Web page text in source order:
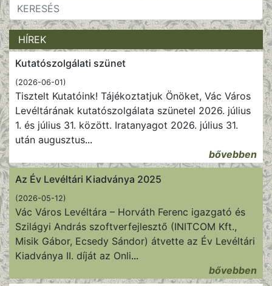
HÍREK
Kutatószolgálati szünet
(2026-06-01)
Tisztelt Kutatóink! Tájékoztatjuk Önöket, Vác Város
Levéltárának kutatószolgálata szünetel 2026. július
1. és július 31. között. Iratanyagot 2026. július 31.
után augusztus...
bővebben
Az Év Levéltári Kiadványa 2025
(2026-05-12)
Vác Város Levéltára – Horváth Ferenc igazgató és
Szilágyi András szoftverfejlesztő (INITCOM Kft.,
Misik Gábor, Ecsedy Sándor) átvette az Év Levéltári
Kiadványa II. díját az Onli...
bővebben